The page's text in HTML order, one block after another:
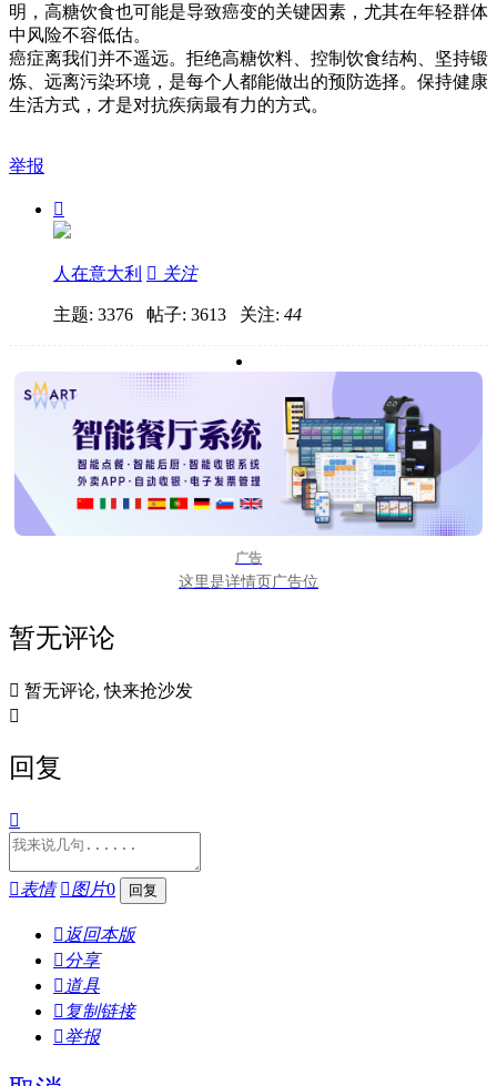
明，高糖饮食也可能是导致癌变的关键因素，尤其在年轻群体
中风险不容低估。
癌症离我们并不遥远。拒绝高糖饮料、控制饮食结构、坚持锻
炼、远离污染环境，是每个人都能做出的预防选择。保持健康
生活方式，才是对抗疾病最有力的方式。
举报

人在意大利  关注
主题: 3376 帖子: 3613 关注: 44
广告
这里是详情页广告位
暂无评论
 暂无评论, 快来抢沙发

回复

表情 图片0
 返回本版
分享
 道具
 复制链接
举报